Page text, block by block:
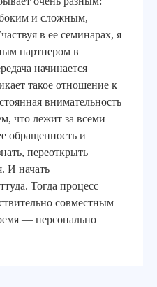
и сложным,
в ее семинарах, я
партнером в
начинается
такое отношение к
внимательность
что лежит за всеми
обращенность и
переоткрыть
И начать
Тогда процесс
совместным
— персонально